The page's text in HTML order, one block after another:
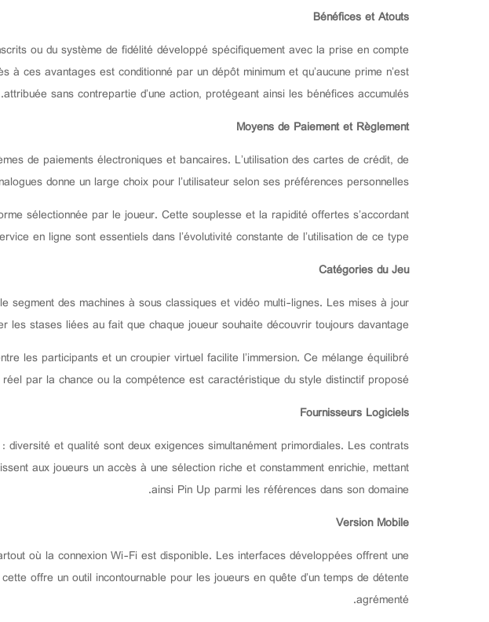
Bénéfices et Atouts
ou du système de fidélité développé spécifiquement avec la prise en compte
ces avantages est conditionné par un dépôt minimum et qu’aucune prime n’est
attribuée sans contrepartie d’une action, protégeant ainsi les bénéfices accumulés.
Moyens de Paiement et Règlement
de paiements électroniques et bancaires. L’utilisation des cartes de crédit, de
donne un large choix pour l’utilisateur selon ses préférences personnelles.
sélectionnée par le joueur. Cette souplesse et la rapidité offertes s’accordant
en ligne sont essentiels dans l’évolutivité constante de l’utilisation de ce type.
Catégories du Jeu
des machines à sous classiques et vidéo multi-lignes. Les mises à jour
les stases liées au fait que chaque joueur souhaite découvrir toujours davantage.
les participants et un croupier virtuel facilite l’immersion. Ce mélange équilibré
par la chance ou la compétence est caractéristique du style distinctif proposé.
Fournisseurs Logiciels
et qualité sont deux exigences simultanément primordiales. Les contrats
aux joueurs un accès à une sélection riche et constamment enrichie, mettant
ainsi Pin Up parmi les références dans son domaine.
Version Mobile
où la connexion Wi-Fi est disponible. Les interfaces développées offrent une
offre un outil incontournable pour les joueurs en quête d’un temps de détente
agrémenté.